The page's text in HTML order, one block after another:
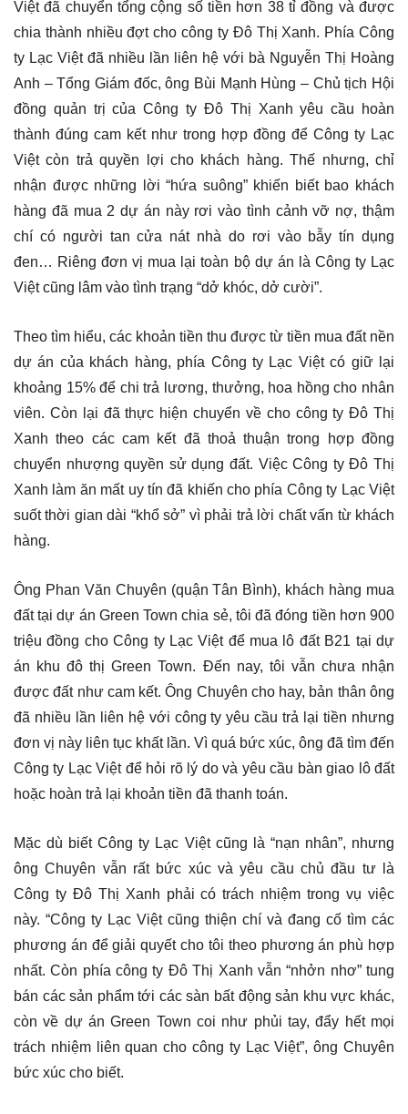
Việt đã chuyển tổng cộng số tiền hơn 38 tỉ đồng và được
chia thành nhiều đợt cho công ty Đô Thị Xanh. Phía Công
ty Lạc Việt đã nhiều lần liên hệ với bà Nguyễn Thị Hoàng
Anh – Tổng Giám đốc, ông Bùi Mạnh Hùng – Chủ tịch Hội
đồng quản trị của Công ty Đô Thị Xanh yêu cầu hoàn
thành đúng cam kết như trong hợp đồng để Công ty Lạc
Việt còn trả quyền lợi cho khách hàng. Thế nhưng, chỉ
nhận được những lời “hứa suông” khiến biết bao khách
hàng đã mua 2 dự án này rơi vào tình cảnh vỡ nợ, thậm
chí có người tan cửa nát nhà do rơi vào bẫy tín dụng
đen… Riêng đơn vị mua lại toàn bộ dự án là Công ty Lạc
Việt cũng lâm vào tình trạng “dở khóc, dở cười”.
Theo tìm hiểu, các khoản tiền thu được từ tiền mua đất nền
dự án của khách hàng, phía Công ty Lạc Việt có giữ lại
khoảng 15% để chi trả lương, thưởng, hoa hồng cho nhân
viên. Còn lại đã thực hiện chuyển về cho công ty Đô Thị
Xanh theo các cam kết đã thoả thuận trong hợp đồng
chuyển nhượng quyền sử dụng đất. Việc Công ty Đô Thị
Xanh làm ăn mất uy tín đã khiến cho phía Công ty Lạc Việt
suốt thời gian dài “khổ sở” vì phải trả lời chất vấn từ khách
hàng.
Ông Phan Văn Chuyên (quận Tân Bình), khách hàng mua
đất tại dự án Green Town chia sẻ, tôi đã đóng tiền hơn 900
triệu đồng cho Công ty Lạc Việt để mua lô đất B21 tại dự
án khu đô thị Green Town. Đến nay, tôi vẫn chưa nhận
được đất như cam kết. Ông Chuyên cho hay, bản thân ông
đã nhiều lần liên hệ với công ty yêu cầu trả lại tiền nhưng
đơn vị này liên tục khất lần. Vì quá bức xúc, ông đã tìm đến
Công ty Lạc Việt để hỏi rõ lý do và yêu cầu bàn giao lô đất
hoặc hoàn trả lại khoản tiền đã thanh toán.
Mặc dù biết Công ty Lạc Việt cũng là “nạn nhân”, nhưng
ông Chuyên vẫn rất bức xúc và yêu cầu chủ đầu tư là
Công ty Đô Thị Xanh phải có trách nhiệm trong vụ việc
này. “Công ty Lạc Việt cũng thiện chí và đang cố tìm các
phương án để giải quyết cho tôi theo phương án phù hợp
nhất. Còn phía công ty Đô Thị Xanh vẫn “nhởn nhơ” tung
bán các sản phẩm tới các sàn bất động sản khu vực khác,
còn về dự án Green Town coi như phủi tay, đẩy hết mọi
trách nhiệm liên quan cho công ty Lạc Việt”, ông Chuyên
bức xúc cho biết.